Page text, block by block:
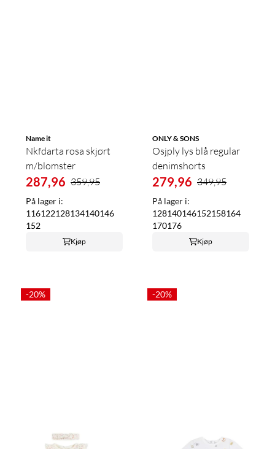
Name it
Nkfdarta rosa skjørt
m/blomster
287,96 359,95
På lager i:
116122128134140146
152
Kjøp
ONLY & SONS
Osjply lys blå regular
denimshorts
279,96 349,95
På lager i:
128140146152158164
170176
Kjøp
-20% -20%